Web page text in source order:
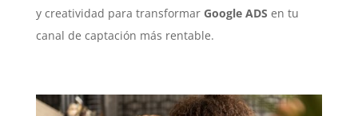
y creatividad para transformar Google ADS en tu
canal de captación más rentable.